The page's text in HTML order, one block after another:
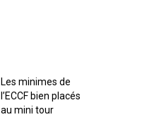
Les minimes de
l’ECCF bien placés
au mini tour